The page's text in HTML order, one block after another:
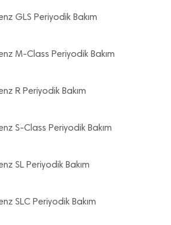
GLS Periyodik Bakım
M-Class Periyodik Bakım
R Periyodik Bakım
S-Class Periyodik Bakım
SL Periyodik Bakım
SLC Periyodik Bakım